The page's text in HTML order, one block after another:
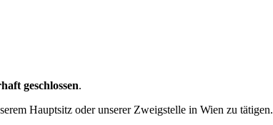
geschlossen.
Hauptsitz oder unserer Zweigstelle in Wien zu tätigen.